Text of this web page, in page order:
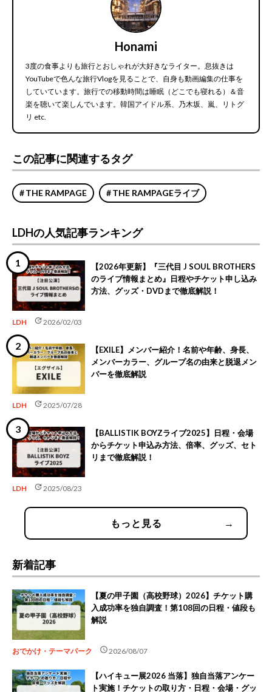
Honami
3度の食事よりも旅行とおしゃれが大好きなライター。息抜きは
YouTubeで色んな旅行Vlogを見ることで、自身も動画編集の仕事を
していています。旅行での移動時間は睡眠（どこでも寝れる）＆音
楽を聴いて楽しんでいます。韓国アイドル系、乃木坂、嵐、リトグ
リ etc.
この記事に関連するタグ
THE RAMPAGE THE RAMPAGEライブ
LDHの人気記事ランキング
【2026年更新】『三代目 J SOUL BROTHERS
のライブ情報まとめ』日程やチケット申し込み
方法、グッズ・DVDまで徹底解説！
LDH update2026/02/03
【EXILE】メンバー紹介！名前や年齢、身長、
メンバーカラー、グループ名の由来と脱退メン
バーを徹底解説
LDH update2025/07/28
【BALLISTIK BOYZライブ2025】日程・会場
からチケット申込み方法、倍率、グッズ、セト
リまで徹底解説！
LDH update2025/08/23
もっと見る →
新着記事
【夏の甲子園（高校野球）2026】チケット購
入成功率を独自調査！第108回の日程・値段も
解説
おでかけ・テーマパーク schedule2026/08/07
【ハイキュー展2026 当落】独自当落アンケー
ト実施！チケットの取り方・日程・会場・グッ